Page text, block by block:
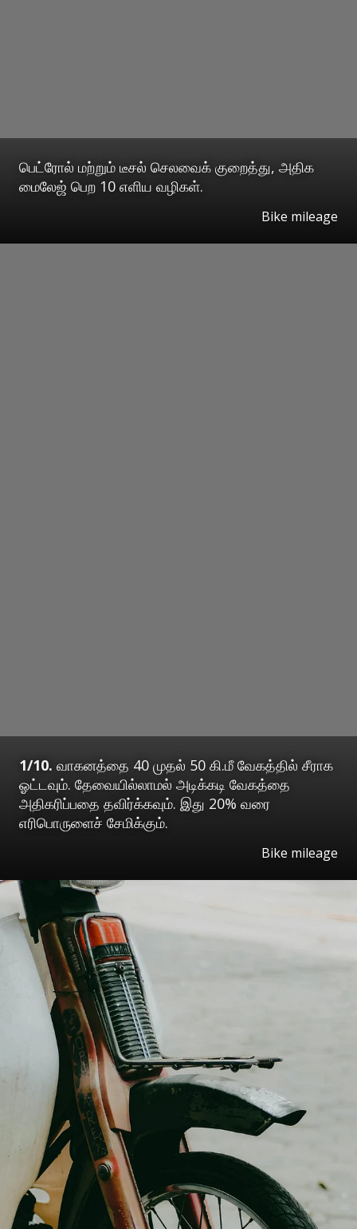
பெட்ரோல் மற்றும் டீசல் செலவைக் குறைத்து, அதிக
மைலேஜ் பெற 10 எளிய வழிகள்.
Bike mileage
1/10. வாகனத்தை 40 முதல் 50 கி.மீ வேகத்தில் சீராக
ஓட்டவும். தேவையில்லாமல் அடிக்கடி வேகத்தை
அதிகரிப்பதை தவிர்க்கவும். இது 20% வரை
எரிபொருளைச் சேமிக்கும்.
Bike mileage